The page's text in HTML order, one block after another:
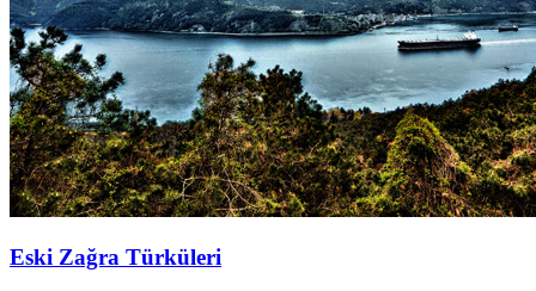
Eski Zağra Türküleri